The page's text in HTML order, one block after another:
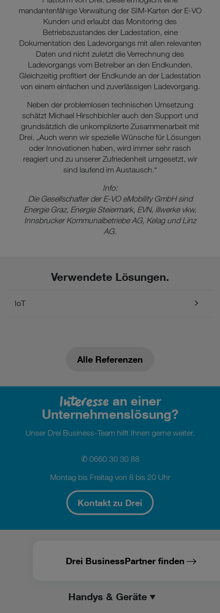
mandantenfähige Verwaltung der SIM-Karten der E-VO
Kunden und erlaubt das Monitoring des
Betriebszustandes der Ladestation, eine
Dokumentation des Ladevorgangs mit allen relevanten
Daten und nicht zuletzt die Verrechnung des
Ladevorgangs vom Betreiber an den Endkunden.
Gleichzeitig profitiert der Endkunde an der Ladestation
von einem einfachen und zuverlässigen Ladevorgang.
Neben der problemlosen technischen Umsetzung
schätzt Michael Hirschbichler auch den Support und
grundsätzlich die unkomplizierte Zusammenarbeit mit
Drei. „Auch wenn wir spezielle Wünsche für Lösungen
oder Innovationen haben, wird immer sehr rasch
reagiert und zu unserer Zufriedenheit umgesetzt, wir
sind laufend im Austausch.“
Info:
Die Gesellschafter der E-VO eMobility GmbH sind
Energie Graz, Energie Steiermark, EVN, illwerke vkw,
Innsbrucker Kommunalbetriebe AG, Kelag und Linz
AG.
Verwendete Lösungen.
IoT
Alle Referenzen
Interesse an einer
Unternehmenslösung?
Unser Drei Business-Team hilft Ihnen gerne weiter.
✆0660 30 30 88
Montag bis Freitag von 8 bis 20 Uhr
Kontakt zu Drei
Drei BusinessPartner finden
Handys & Geräte